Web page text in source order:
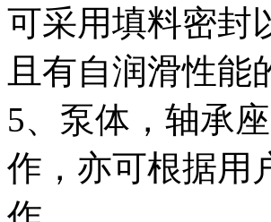
可采用填料密封
且有自润滑性能
5、泵体，轴承
作，亦可根据用